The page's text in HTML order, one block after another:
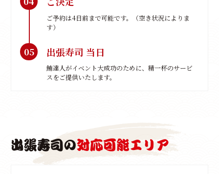
ご予約は4日前まで可能です。（空き状況によりま
す）
05 出張寿司 当日
鮪達人がイベント大成功のために、精一杯のサービ
スをご提供いたします。
出張寿司の対応可能エリア